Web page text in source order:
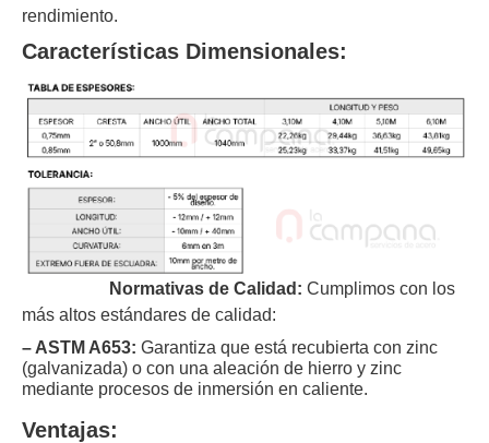
rendimiento.
Características Dimensionales:
Normativas de Calidad: Cumplimos con los
más altos estándares de calidad:
– ASTM A653: Garantiza que está recubierta con zinc
(galvanizada) o con una aleación de hierro y zinc
mediante procesos de inmersión en caliente.
Ventajas: